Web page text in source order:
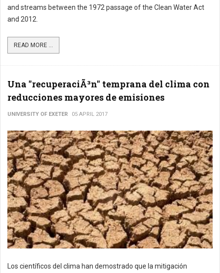
and streams between the 1972 passage of the Clean Water Act
and 2012.
READ MORE ...
Una "recuperaciÃ³n" temprana del clima con
reducciones mayores de emisiones
UNIVERSITY OF EXETER 05 APRIL 2017
Los científicos del clima han demostrado que la mitigación